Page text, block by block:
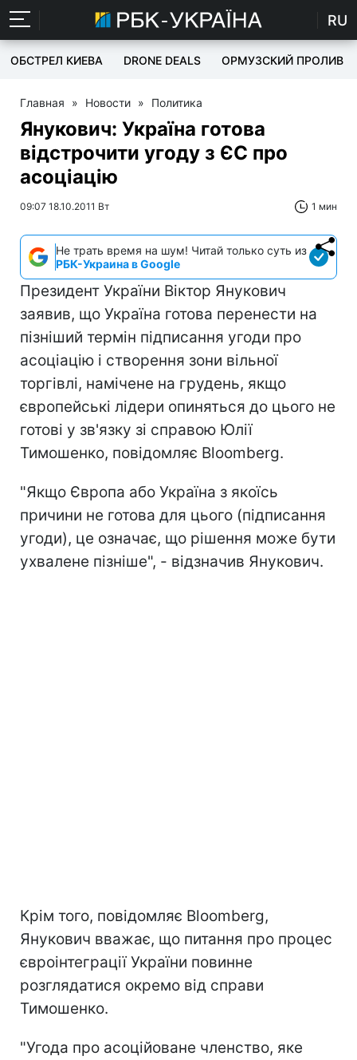
RU
ОБСТРЕЛ КИЕВА DRONE DEALS ОРМУЗСКИЙ ПРОЛИВ
Главная » Новости » Политика
Янукович: Україна готова
відстрочити угоду з ЄС про
асоціацію
09:07 18.10.2011 Вт 1 мин
Не трать время на шум! Читай только суть из
РБК-Украина в Google
Президент України Віктор Янукович
заявив, що Україна готова перенести на
пізніший термін підписання угоди про
асоціацію і створення зони вільної
торгівлі, намічене на грудень, якщо
європейські лідери опиняться до цього не
готові у зв'язку зі справою Юлії
Тимошенко, повідомляє Bloomberg.
"Якщо Європа або Україна з якоїсь
причини не готова для цього (підписання
угоди), це означає, що рішення може бути
ухвалене пізніше", - відзначив Янукович.
Крім того, повідомляє Bloomberg,
Янукович вважає, що питання про процес
євроінтеграції України повинне
розглядатися окремо від справи
Тимошенко.
"Угода про асоційоване членство, яке